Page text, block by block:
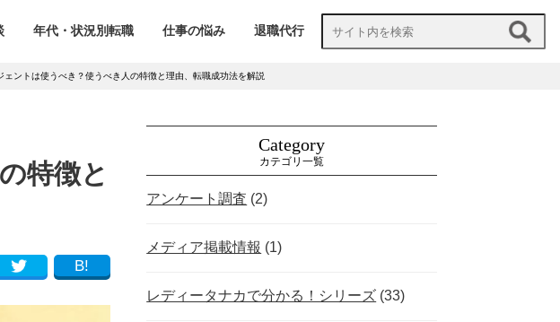
年代・状況別転職 仕事の悩み 退職代行
ェントは使うべき？使うべき人の特徴と理由、転職成功法を解説
特徴と
B!
Category
カテゴリ一覧
アンケート調査 (2)
メディア掲載情報 (1)
レディータナカで分かる！シリーズ (33)